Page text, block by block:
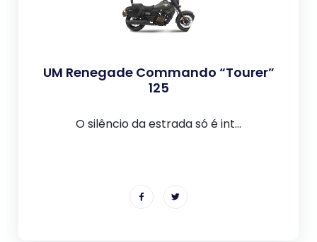
UM Renegade Commando “Tourer”
125
O silêncio da estrada só é int...